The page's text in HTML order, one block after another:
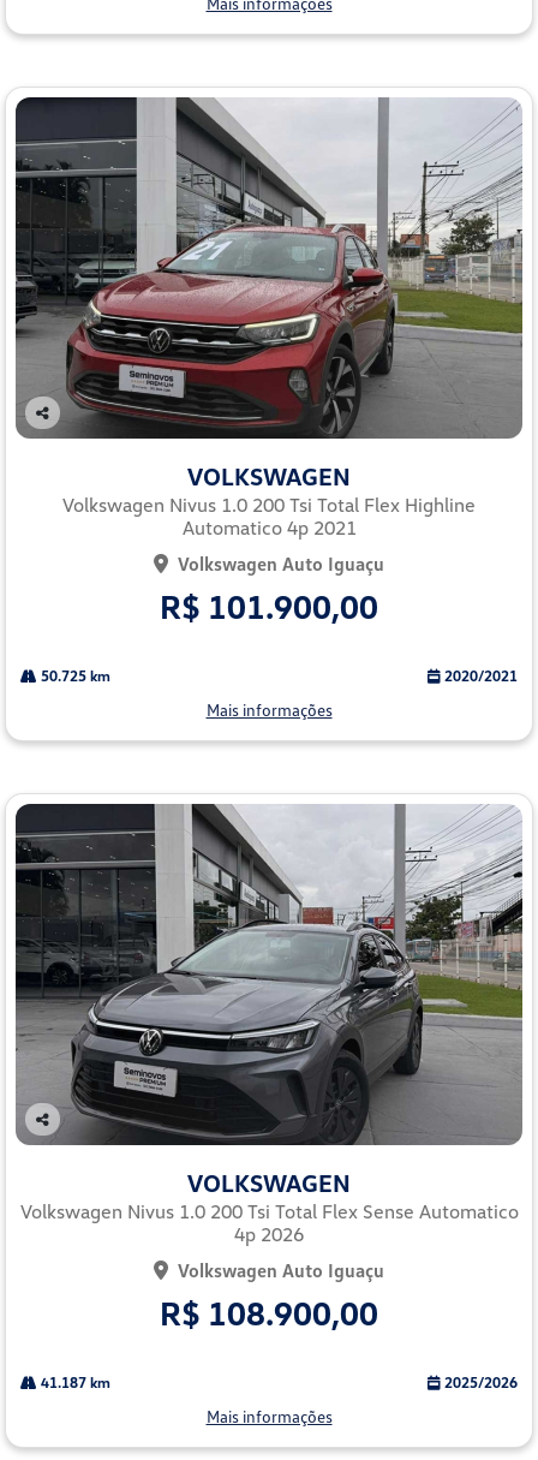
Co
VOLKSWAGEN
Volkswagen Nivus 1.0 200 Tsi Total Flex Highline
Automatico 4p 2021
Volkswagen Auto Iguaçu
R$ 101.900,00
50.725 km 2020/2021
Mais informações
Co
lhe
VOLKSWAGEN
Volkswagen Nivus 1.0 200 Tsi Total Flex Sense Automatico
4p 2026
Volkswagen Auto Iguaçu
R$ 108.900,00
41.187 km 2025/2026
Mais informações